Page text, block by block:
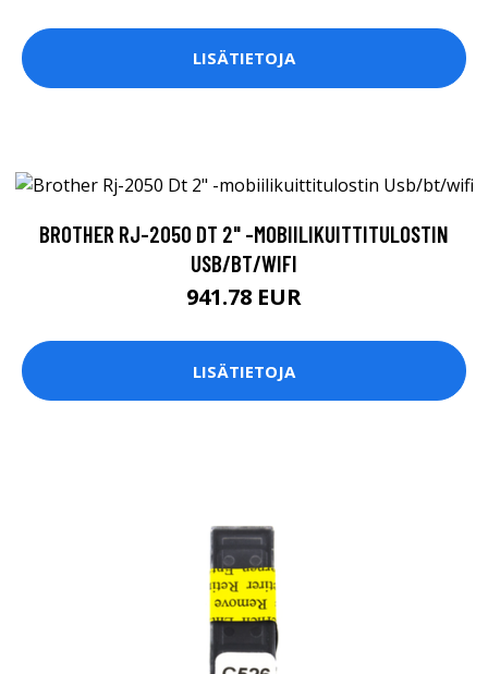
LISÄTIETOJA
BROTHER RJ-2050 DT 2" -MOBIILIKUITTITULOSTIN
USB/BT/WIFI
941.78 EUR
LISÄTIETOJA